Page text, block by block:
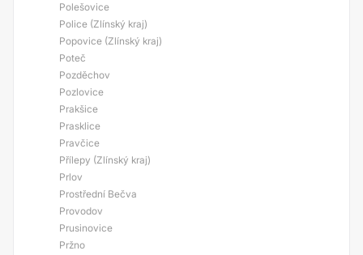
Polešovice
Police (Zlínský kraj)
Popovice (Zlínský kraj)
Poteč
Pozděchov
Pozlovice
Prakšice
Prasklice
Pravčice
Přílepy (Zlínský kraj)
Prlov
Prostřední Bečva
Provodov
Prusinovice
Pržno